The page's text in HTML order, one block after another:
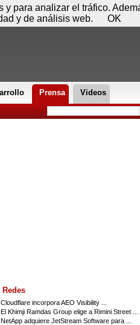
Prensa Videos
Redes
Cloudflare incorpora AEO Visibility ...
El Khimji Ramdas Group elige a Rimini Street ...
NetApp adquiere JetStream Software para ...
09 de agosto - 13:42 Registrar
para analizar el tráfico.
y de análisis web.
OK